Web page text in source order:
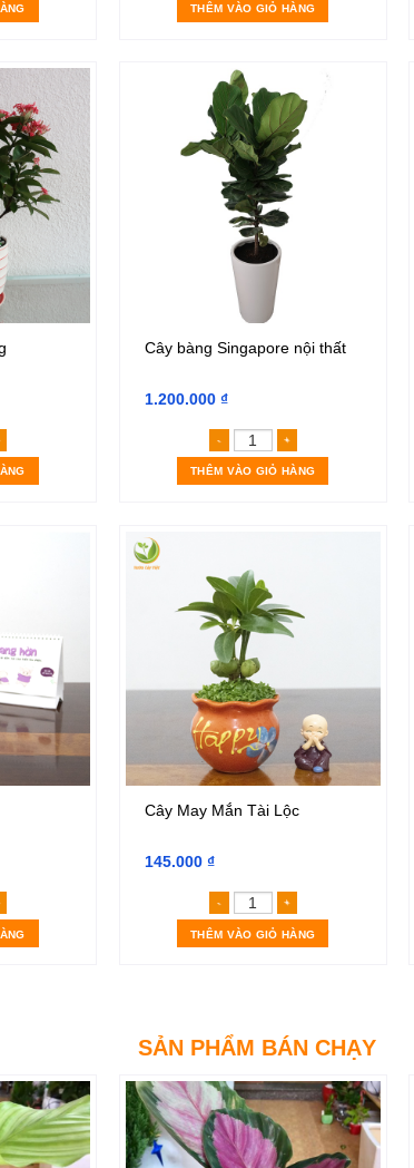
THÊM VÀO GIỎ HÀNG
Thái Hồng số lượng
Cây bàng Singapore nội thất
1.200.000₫
Cây bàng
THÊM VÀO GIỎ HÀNG
Lộc tháp số lượng
Cây May Mắn Tài Lộc
145.000₫
Cây May Mắn Tài
THÊM VÀO GIỎ HÀNG
SẢN PHẨM BÁN CHẠY